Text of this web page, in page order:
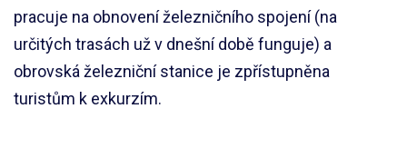
pracuje na obnovení železničního spojení (na
určitých trasách už v dnešní době funguje) a
obrovská železniční stanice je zpřístupněna
turistům k exkurzím.